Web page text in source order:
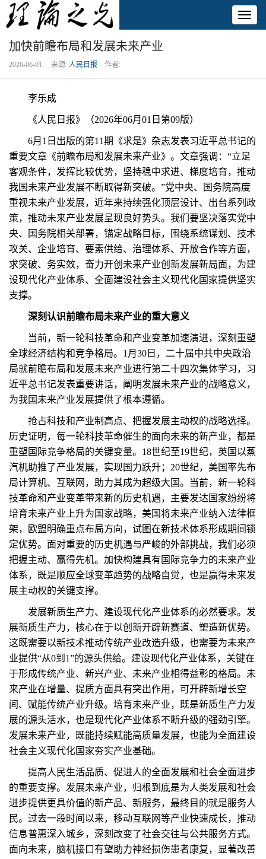
加快前瞻布局和发展未来产业
2026-06-01 来源: 人民日报 作者:
李乐成
《人民日报》（2026年06月01日第09版）
6月1日出版的第11期《求是》杂志发表习近平总书记的
重要文章《前瞻布局和发展未来产业》。文章强调：“立足
客观条件，发挥比较优势，坚持稳中求进、梯度培育，推动
我国未来产业发展不断取得新突破。”党中央、国务院高度
重视未来产业发展，近年来持续强化顶层设计、出台系列政
策，推动未来产业发展呈现良好势头。我们要坚决落实党中
央、国务院相关部署，锚定战略目标，围绕系统谋划、技术
攻关、企业培育、要素供给、治理体系、开放合作等方面，
求突破、务实效，奋力开创未来产业创新发展新局面，为建
设现代化产业体系、全面建设社会主义现代化国家提供坚实
支撑。
深刻认识前瞻布局未来产业的重大意义
当前，新一轮科技革命和产业变革加速演进，深刻重塑
全球经济结构和竞争格局。1月30日，二十届中共中央政治
局就前瞻布局和发展未来产业进行第二十四次集体学习，习
近平总书记发表重要讲话，阐明发展未来产业的战略意义，
为我国未来产业发展提供了根本遵循。
抢占科技和产业制高点、把握发展主动权的战略选择。
历史证明，每一轮科技革命催生的面向未来的新产业，都是
重塑国际竞争格局的关键变量。18世纪至19世纪，英国以蒸
汽机助推了产业发展，实现国力跃升；20世纪，美国率先布
局计算机、互联网，助力其成为超级大国。当前，新一轮科
技革命和产业变革带来新的历史机遇，主要发达国家纷纷将
培育未来产业上升为国家战略，美国将未来产业纳入法律框
架，欧盟明确重点布局方向，试图在新技术体系形成期间锁
定优势。面对重要的历史机遇与严峻的外部挑战，我们必须
把握主动、赢得先机。加快构建具有国际竞争力的未来产业
体系，既是顺应全球变革趋势的战略自觉，也是赢得未来发
展主动权的关键支撑。
发展新质生产力、建设现代化产业体系的必然要求。发
展新质生产力，核心在于以创新开辟新赛道、塑造新优势。
这既需要以新技术推动传统产业改造升级，也需要为未来产
业提供“从0到1”的源头供给。建设现代化产业体系，关键在
于形成传统产业、新兴产业、未来产业相得益彰的格局。未
来产业在增量、提质方面具有突出作用，可开辟新增长空
间、赋能传统产业升级。培育未来产业，既是新质生产力发
展的源头活水，也是现代化产业体系不断升级的强劲引擎。
发展未来产业，既能持续赋能高质量发展，也能为全面建设
社会主义现代化国家夯实产业基础。
提高人民生活品质、促进人的全面发展和社会全面进步
的重要支撑。发展未来产业，归根到底是为人类发展和社会
进步提供更具价值的新产品、新服务，最终目的就是服务人
民。过去一段时间以来，移动互联网等产业快速成长，推动
信息普惠深入城乡，深刻改变了社会交往与公共服务方式。
面向未来，脑机接口有望助力神经损伤患者康复，显著改善